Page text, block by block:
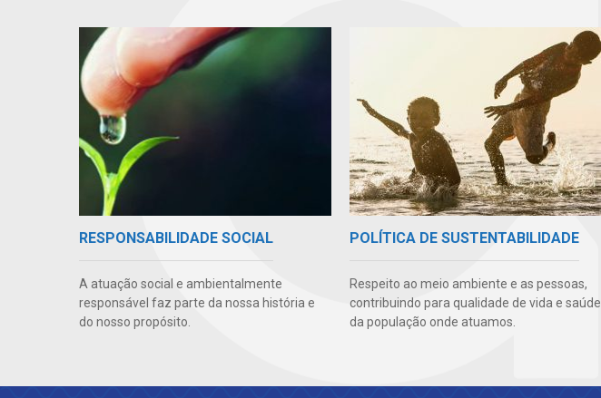
RESPONSABILIDADE SOCIAL
A atuação social e ambientalmente
responsável faz parte da nossa história e
do nosso propósito.
POLÍTICA DE SUSTENTABILIDADE
Respeito ao meio ambiente e as pessoas,
contribuindo para qualidade de vida e saúde
da população onde atuamos.